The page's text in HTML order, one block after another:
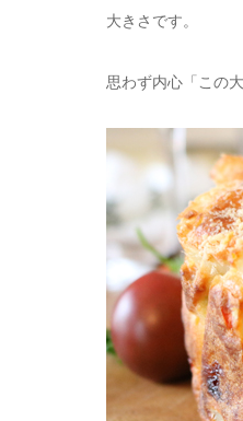
大きさです。
思わず内心「この